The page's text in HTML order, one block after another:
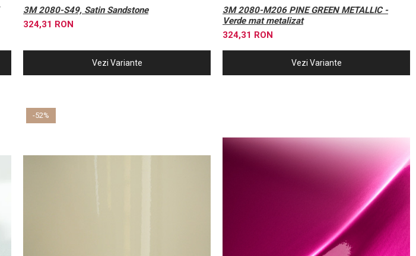
3M 2080-S49, Satin Sandstone
324,31 RON
Vezi Variante
3M 2080-M206 PINE GREEN METALLIC -
Verde mat metalizat
324,31 RON
Vezi Variante
-52%